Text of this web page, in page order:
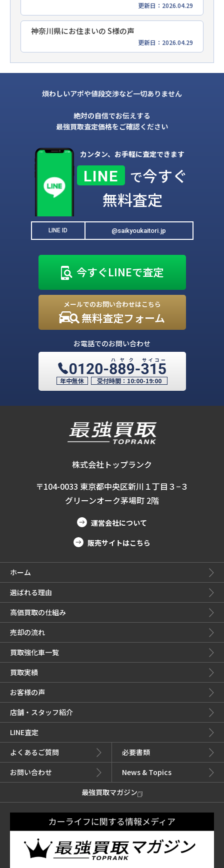
更新日：2026.04.29
神奈川県にお住まいの S様の声
更新日：2026.04.29
煩わしいアポや値段交渉など一切ありません
絶対の自信でお伝えする
最強買取査定価格をご確認ください
カンタン、お手軽に査定できます
LINE で今すぐ
無料査定
LINE ID @saikyoukaitori.jp
今すぐLINEで査定
メールでのお問い合わせはこちら
無料査定フォーム
お電話でのお問い合わせ
年中無休 受付時間： 10:00-19:00
株式会社トップランク
〒104-0033 東京都中央区新川１丁目３−３
グリーンオーク茅場町 2階
運営会社について
販売サイトはこちら
ホーム
選ばれる理由
高価買取の仕組み
売却の流れ
買取強化車一覧
買取実績
お客様の声
店舗・スタッフ紹介
LINE査定
よくあるご質問
必要書類
お問い合わせ
News & Topics
最強買取マガジン